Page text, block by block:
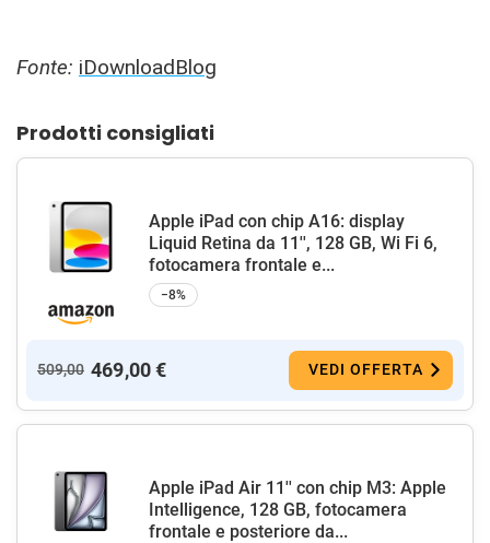
Fonte: iDownloadBlog
Prodotti consigliati
Apple iPad con chip A16: display
Liquid Retina da 11'', 128 GB, Wi Fi 6,
fotocamera frontale e...
−8%
509,00 469,00 € VEDI OFFERTA
Apple iPad Air 11'' con chip M3: Apple
Intelligence, 128 GB, fotocamera
frontale e posteriore da...